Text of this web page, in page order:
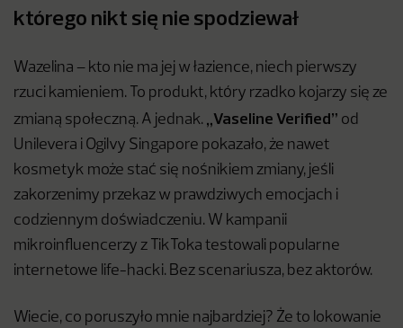
którego nikt się nie spodziewał
Wazelina – kto nie ma jej w łazience, niech pierwszy
rzuci kamieniem. To produkt, który rzadko kojarzy się ze
zmianą społeczną. A jednak. „Vaseline Verified” od
Unilevera i Ogilvy Singapore pokazało, że nawet
kosmetyk może stać się nośnikiem zmiany, jeśli
zakorzenimy przekaz w prawdziwych emocjach i
codziennym doświadczeniu. W kampanii
mikroinfluencerzy z TikToka testowali popularne
internetowe life-hacki. Bez scenariusza, bez aktorów.
Wiecie, co poruszyło mnie najbardziej? Że to lokowanie